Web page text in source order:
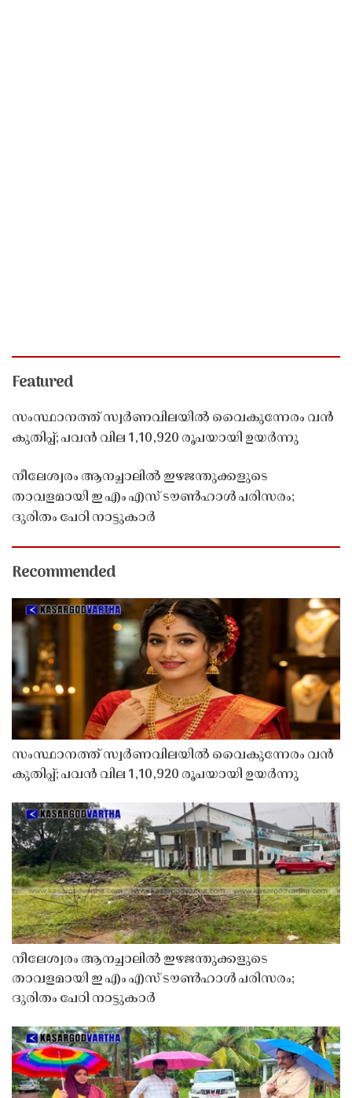
Featured
സംസ്ഥാനത്ത് സ്വർണവിലയിൽ വൈകുന്നേരം വൻ
കുതിപ്പ്; പവൻ വില 1,10,920 രൂപയായി ഉയർന്നു
നീലേശ്വരം ആനച്ചാലിൽ ഇഴജന്തുക്കളുടെ
താവളമായി ഇ എം എസ് ടൗൺഹാൾ പരിസരം;
ദുരിതം പേറി നാട്ടുകാർ
Recommended
സംസ്ഥാനത്ത് സ്വർണവിലയിൽ വൈകുന്നേരം വൻ
കുതിപ്പ്; പവൻ വില 1,10,920 രൂപയായി ഉയർന്നു
നീലേശ്വരം ആനച്ചാലിൽ ഇഴജന്തുക്കളുടെ
താവളമായി ഇ എം എസ് ടൗൺഹാൾ പരിസരം;
ദുരിതം പേറി നാട്ടുകാർ